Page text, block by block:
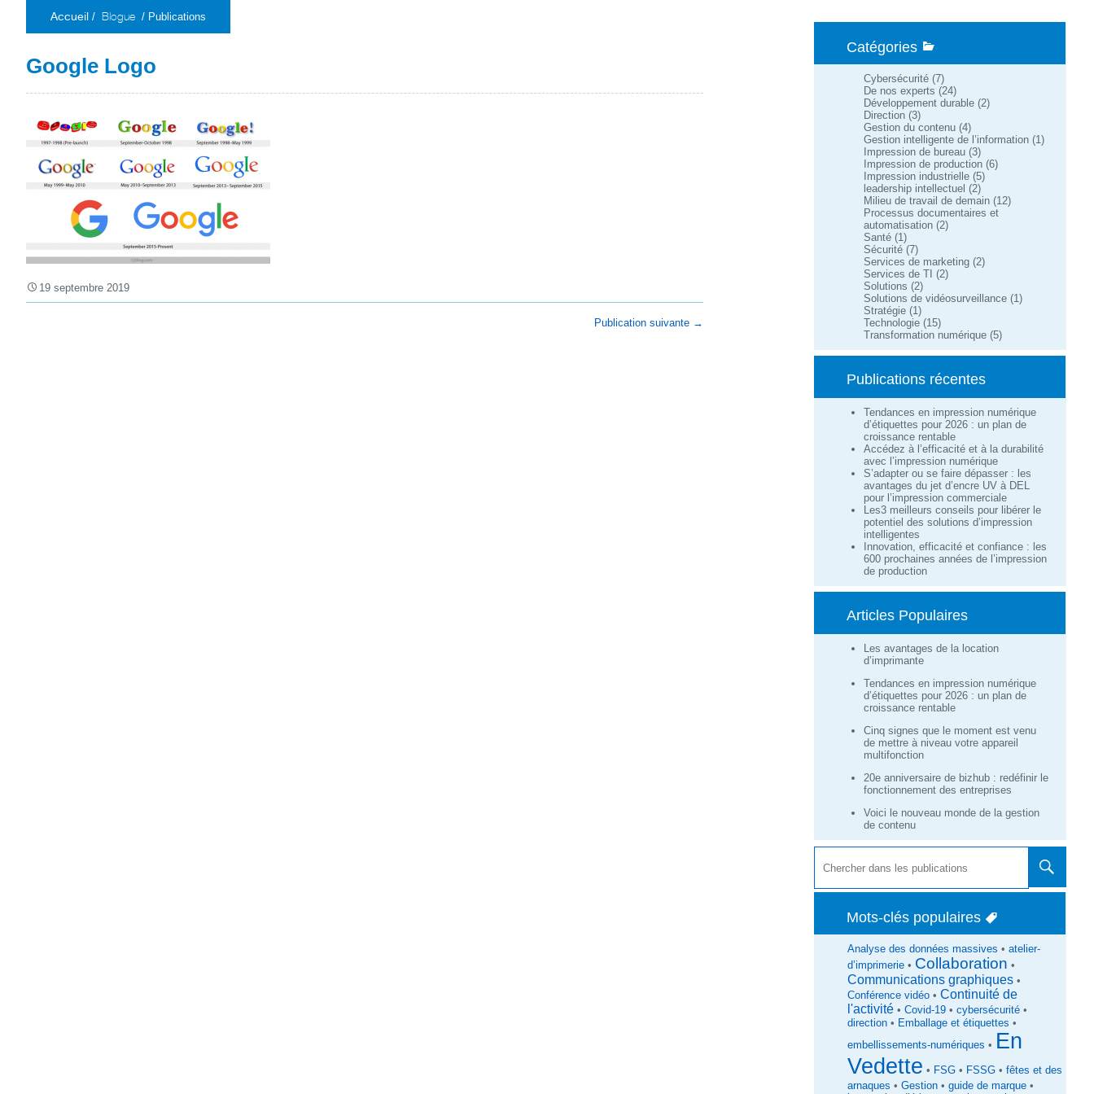
Accueil / Blogue / Publications
Catégories
Cybersécurité (7)
De nos experts (24)
Développement durable (2)
Direction (3)
Gestion du contenu (4)
Gestion intelligente de l’information (1)
Impression de bureau (3)
Impression de production (6)
Impression industrielle (5)
leadership intellectuel (2)
Milieu de travail de demain (12)
Processus documentaires et
automatisation (2)
Santé (1)
Sécurité (7)
Services de marketing (2)
Services de TI (2)
Solutions (2)
Solutions de vidéosurveillance (1)
Stratégie (1)
Technologie (15)
Transformation numérique (5)
Publications récentes
Tendances en impression numérique
d’étiquettes pour 2026 : un plan de
croissance rentable
Accédez à l’efficacité et à la durabilité
avec l’impression numérique
S’adapter ou se faire dépasser : les
avantages du jet d’encre UV à DEL
pour l’impression commerciale
Les3 meilleurs conseils pour libérer le
potentiel des solutions d’impression
intelligentes
Innovation, efficacité et confiance : les
600 prochaines années de l’impression
de production
Articles Populaires
Les avantages de la location
d’imprimante
Tendances en impression numérique
d’étiquettes pour 2026 : un plan de
croissance rentable
Cinq signes que le moment est venu
de mettre à niveau votre appareil
multifonction
20e anniversaire de bizhub : redéfinir le
fonctionnement des entreprises
Voici le nouveau monde de la gestion
de contenu
Mots-clés populaires
Analyse des données massives • atelier-
d’imprimerie • Collaboration •
Communications graphiques •
Conférence vidéo • Continuité de
l'activité • Covid-19 • cybersécurité •
direction • Emballage et étiquettes •
embellissements-numériques • En
Vedette • FSG • FSSG • fêtes et des
arnaques • Gestion • guide de marque •
Google Logo
19 septembre 2019
Publication suivante →